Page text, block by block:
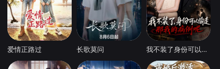
爱情正路过 长歌莫问 我不装了身份可以偷走那我的病例呢